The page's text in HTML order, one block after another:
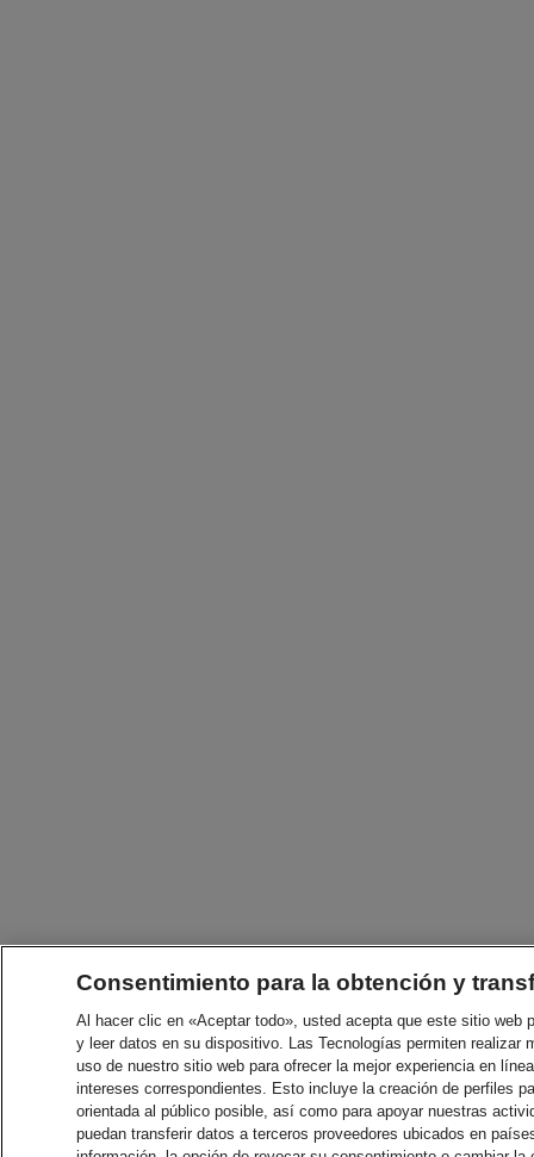
Consentimiento para la obtención y
Al hacer clic en «Aceptar todo», usted acepta que este sitio
y leer datos en su dispositivo. Las Tecnologías permiten
uso de nuestro sitio web para ofrecer la mejor experiencia en
intereses correspondientes. Esto incluye la creación de perfiles
orientada al público posible, así como para apoyar nuestras
puedan transferir datos a terceros proveedores ubicados en